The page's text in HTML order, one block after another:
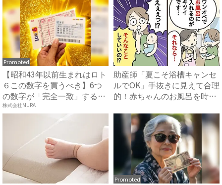
Promoted
【昭和43年以前生まれはロト
６この数字を買うべき】6つ
の数字が「完全一致」する
方...
株式会社MURA
助産師「夏こそ浴槽キャンセ
ルでOK」手抜きに見えて合理
的！赤ちゃんのお風呂を時
Promoted